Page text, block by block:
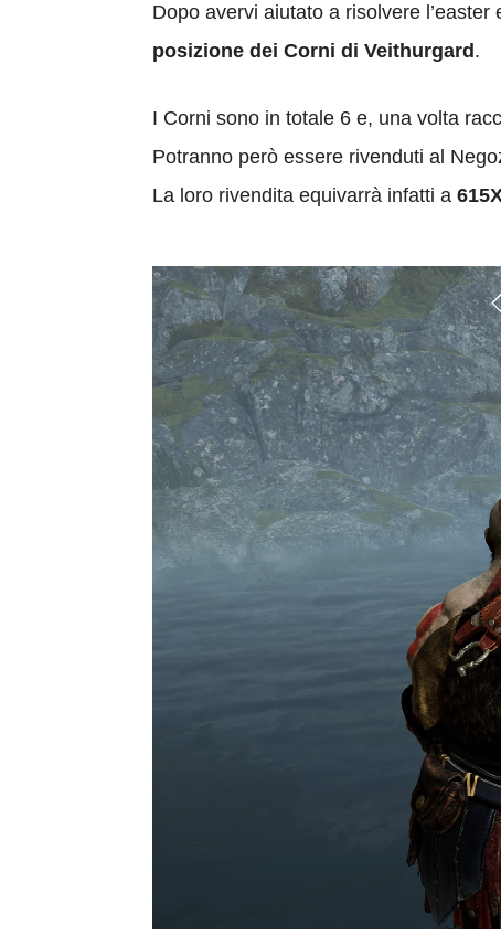
Dopo avervi aiutato a risolvere
posizione dei Corni di Veithurgard .
I Corni sono in totale 6 e, una volta
Potranno però essere rivenduti al
La loro rivendita equivarrà infatti a